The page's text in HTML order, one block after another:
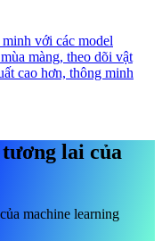
với các model
màng, theo dõi vật
cao hơn, thông minh
lai của
machine learning